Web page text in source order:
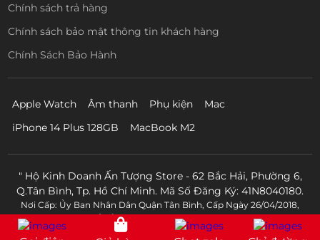
Chính sách trả hàng
Chính sách bảo mật thông tin khách hàng
Chính Sách Bảo Hành
Apple Watch Âm thanh Phụ kiện
Mac
iPhone 14 Plus 128GB
MacBook M2
" Hộ Kinh Doanh Ấn Tượng Store - 62 Bắc Hải, Phường 6,
Q.Tân Bình, Tp. Hồ Chí Minh. Mã Số Đăng Ký: 41N8040180.
Nơi Cấp: Ủy Ban Nhân Dân Quận Tân Bình, Cấp Ngày 26/04/2018,
Mst:0315019879. Chủ Sở Hữu: Tạ Thị Loan - Điện Thoại: 0902600260 "